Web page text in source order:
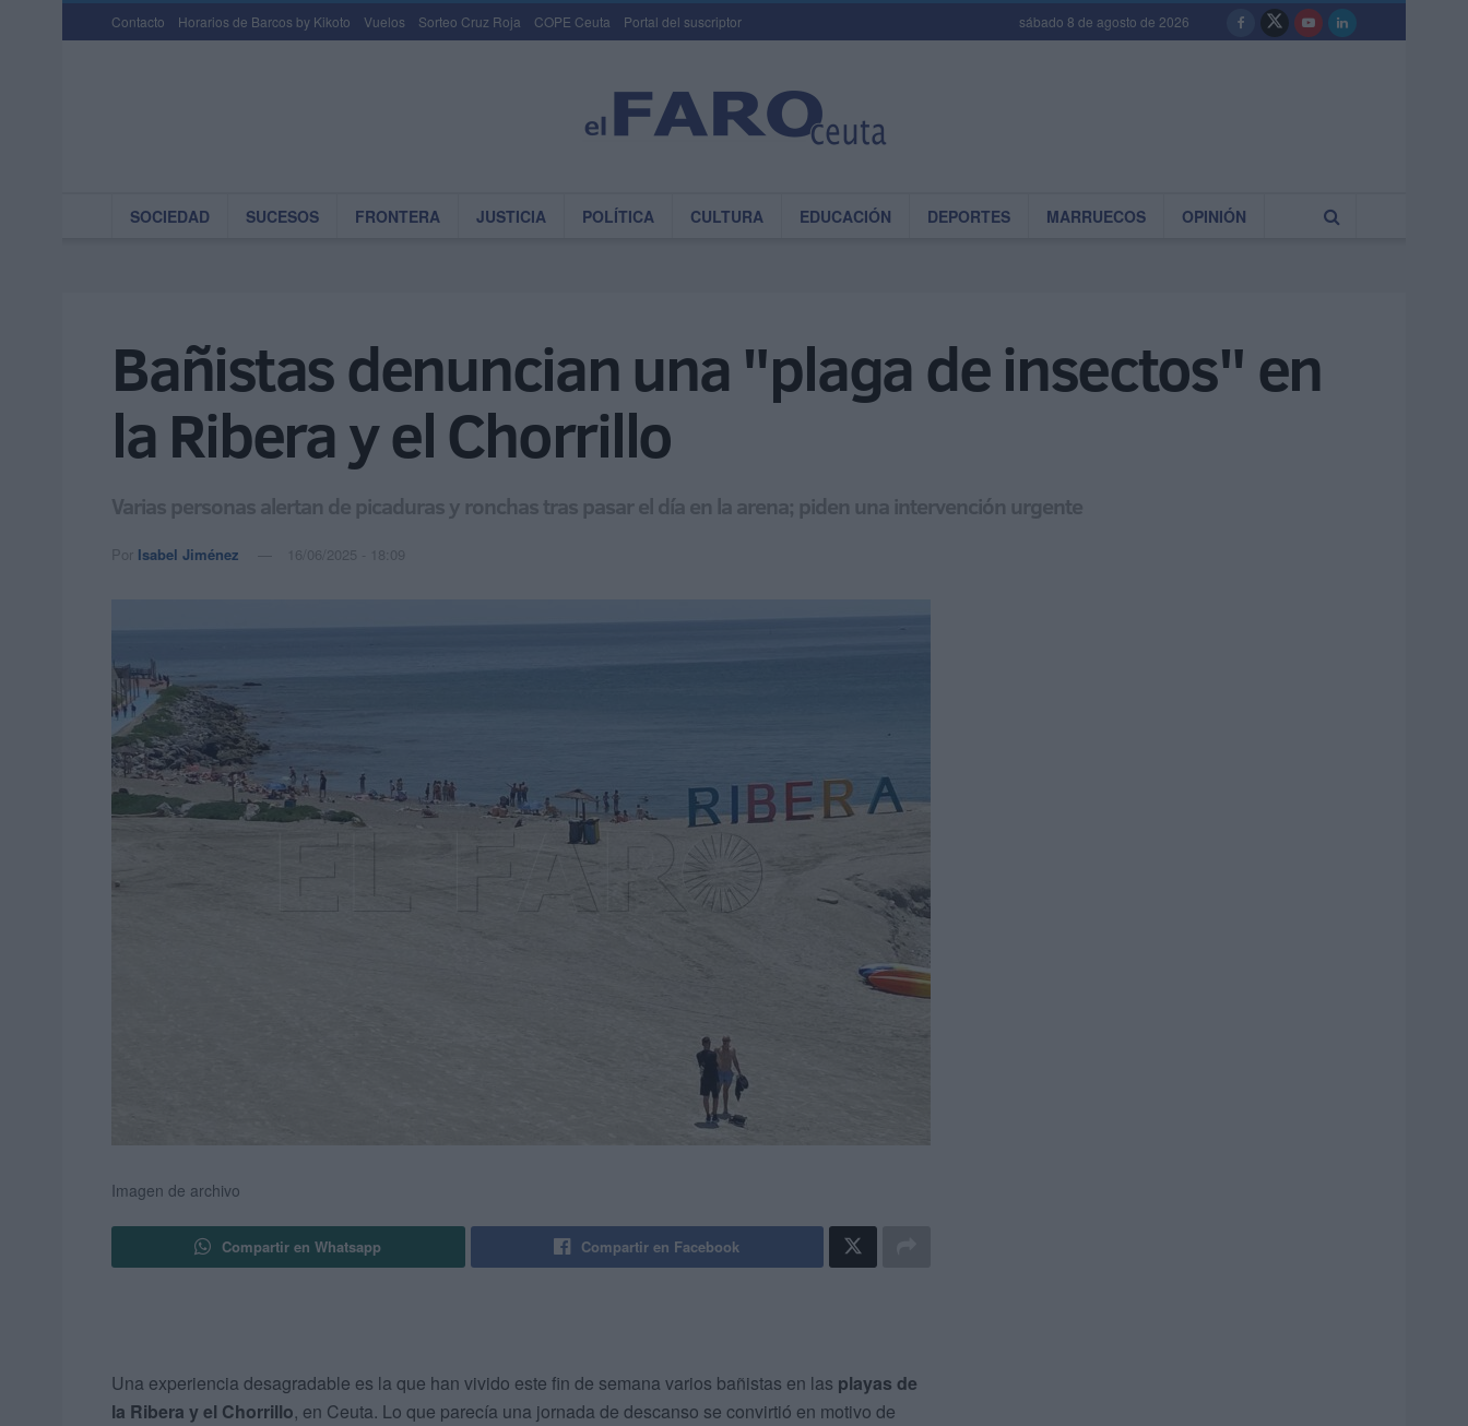
Contacto Horarios de Barcos by Kikoto Vuelos Sorteo Cruz Roja COPE Ceuta Portal del suscriptor sábado 8 de agosto de 2026
SOCIEDAD SUCESOS FRONTERA JUSTICIA POLÍTICA CULTURA EDUCACIÓN DEPORTES MARRUECOS OPINIÓN
Bañistas denuncian una "plaga de insectos" en
la Ribera y el Chorrillo
Varias personas alertan de picaduras y ronchas tras pasar el día en la arena; piden una intervención urgente
Por Isabel Jiménez 16/06/2025 - 18:09
Imagen de archivo
Compartir en Whatsapp Compartir en Facebook
Una experiencia desagradable es la que han vivido este fin de semana varios bañistas en las playas de
la Ribera y el Chorrillo, en Ceuta. Lo que parecía una jornada de descanso se convirtió en motivo de